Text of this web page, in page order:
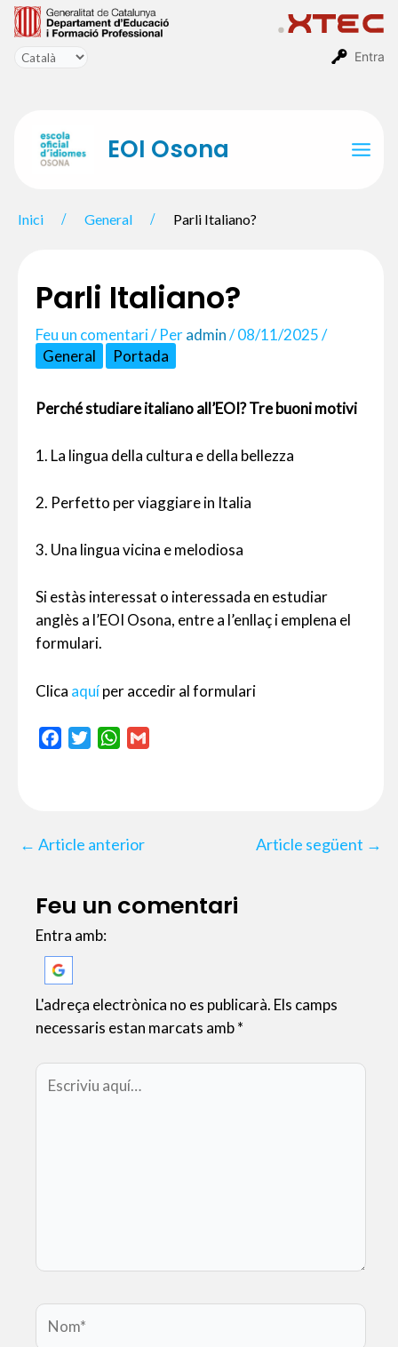
Entra
Vés
contingut
EOI Osona
Inici General Parli Italiano?
Parli Italiano?
Feu un comentari/ Peradmin/08/11/2025/
General
Portada
Perché studiare italiano all’EOI? Tre buoni motivi
1. La lingua della cultura e della bellezza
2. Perfetto per viaggiare in Italia
3. Una lingua vicina e melodiosa
Si estàs interessat o interessada en estudiar
anglès a l’EOI Osona, entre a l’enllaç i emplena el
formulari.
Clica aquíper accedir al formulari
o
e
W
A
← Article anterior Article següent →
Feu un comentari
Entra amb:
L'adreça electrònica no es publicarà. Els camps
necessaris estan marcats amb*
Escriviu
aquí…
Nom*